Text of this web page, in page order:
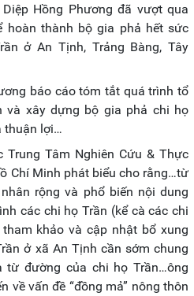
Hồng Phương đã vượt qua
hoàn thành bộ gia phả hết sức
ở An Tịnh, Trảng Bàng, Tây
báo cáo tóm tắt quá trình tổ
và xây dựng bộ gia phả chi họ
thuận lợi…
Trung Tâm Nghiên Cứu & Thực
Chí Minh phát biểu cho rằng…từ
rộng và phổ biến nội dung
các chi họ Trần (kể cà các chi
khảo và cập nhật bổ xung
ở xã An Tịnh cần sớm chung
đường của chi họ Trần…ông
về vấn đề “đồng mả” nông thôn